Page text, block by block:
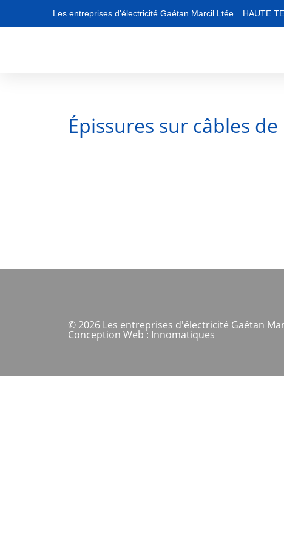
Les entreprises d'électricité Gaétan Marcil Ltée HAUTE
Épissures sur câbles
© 2026 Les entreprises d'électricité Gaétan
Conception Web : Innomatiques